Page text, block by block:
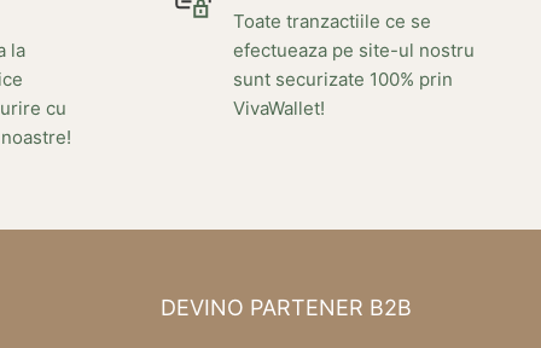
la
cu
Toate tranzactiile ce se
efectueaza pe site-ul nostru
sunt securizate 100% prin
VivaWallet!
DEVINO PARTENER B2B